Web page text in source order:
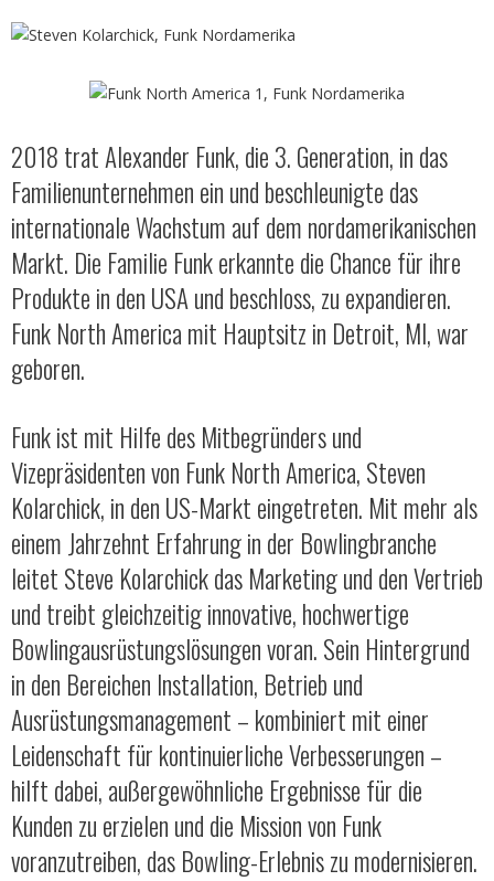
2018 trat Alexander Funk, die 3. Generation, in das
Familienunternehmen ein und beschleunigte das
internationale Wachstum auf dem nordamerikanischen
Markt. Die Familie Funk erkannte die Chance für ihre
Produkte in den USA und beschloss, zu expandieren.
Funk North America mit Hauptsitz in Detroit, MI, war
geboren.
Funk ist mit Hilfe des Mitbegründers und
Vizepräsidenten von Funk North America, Steven
Kolarchick, in den US-Markt eingetreten. Mit mehr als
einem Jahrzehnt Erfahrung in der Bowlingbranche
leitet Steve Kolarchick das Marketing und den Vertrieb
und treibt gleichzeitig innovative, hochwertige
Bowlingausrüstungslösungen voran. Sein Hintergrund
in den Bereichen Installation, Betrieb und
Ausrüstungsmanagement – kombiniert mit einer
Leidenschaft für kontinuierliche Verbesserungen –
hilft dabei, außergewöhnliche Ergebnisse für die
Kunden zu erzielen und die Mission von Funk
voranzutreiben, das Bowling-Erlebnis zu modernisieren.